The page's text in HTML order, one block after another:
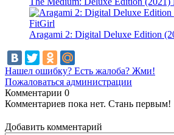
Aragami 2: Digital Deluxe Edition
Нашел ошибку? Есть жалоба? Жми!
Пожаловаться администрации
Комментарии 0
Комментариев пока нет. Стань первым!
Добавить комментарий